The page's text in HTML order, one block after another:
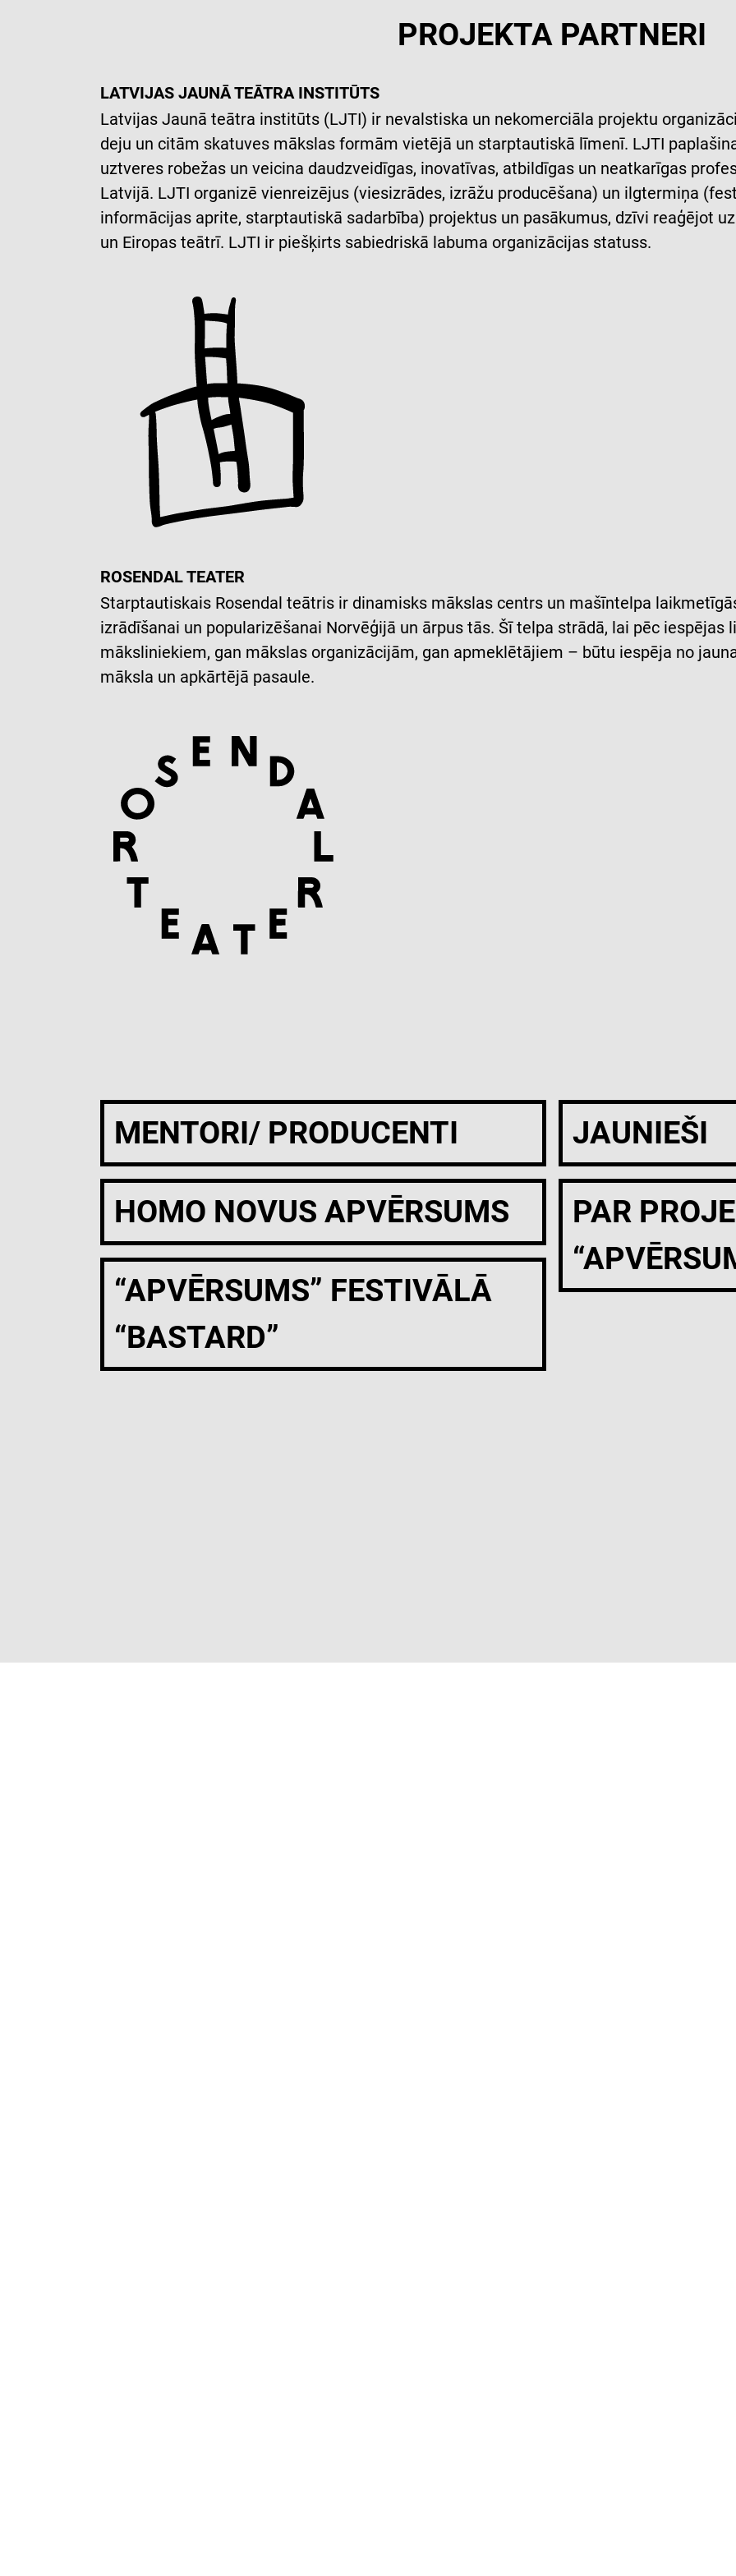
PROJEKTA PARTNERI
LATVIJAS JAUNĀ TEĀTRA INSTITŪTS
Latvijas Jaunā teātra institūts (LJTI) ir nevalstiska un nekomerciāla projektu
deju un citām skatuves mākslas formām vietējā un starptautiskā līmenī. LJTI
uztveres robežas un veicina daudzveidīgas, inovatīvas, atbildīgas un neatkarīgas
Latvijā. LJTI organizē vienreizējus (viesizrādes, izrāžu producēšana) un ilgtermiņa
informācijas aprite, starptautiskā sadarbība) projektus un pasākumus, dzīvi reaģējot
un Eiropas teātrī. LJTI ir piešķirts sabiedriskā labuma organizācijas statuss.
ROSENDAL TEATER
Starptautiskais Rosendal teātris ir dinamisks mākslas centrs un mašīntelpa
izrādīšanai un popularizēšanai Norvēģijā un ārpus tās. Šī telpa strādā, lai pēc
māksliniekiem, gan mākslas organizācijām, gan apmeklētājiem – būtu iespēja no
māksla un apkārtējā pasaule.
MENTORI/ PRODUCENTI JAUNIEŠI
HOMO NOVUS APVĒRSUMS
PAR
“APVĒRSUMS” FESTIVĀLĀ
“BASTARD”